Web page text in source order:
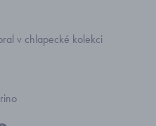
v chlapecké kolekci